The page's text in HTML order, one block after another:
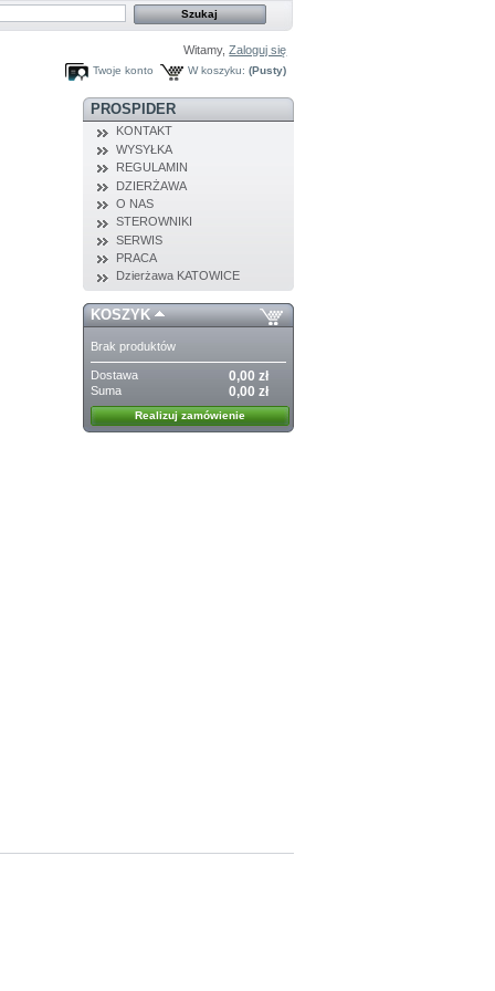
Witamy,Zaloguj się
W koszyku: (Pusty)
Twoje konto
PROSPIDER
KONTAKT
WYSYŁKA
REGULAMIN
DZIERŻAWA
O NAS
STEROWNIKI
SERWIS
PRACA
Dzierżawa KATOWICE
KOSZYK
Brak produktów
Dostawa 0,00 zł
Suma 0,00 zł
Realizuj zamówienie